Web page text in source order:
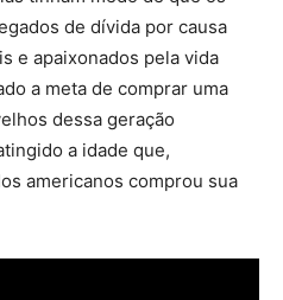
de dívida por causa
e apaixonados pela vida
a meta de comprar uma
dessa geração
a idade que,
americanos comprou sua